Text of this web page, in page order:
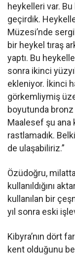
heykelleri var.
geçirdik.
Müzesi’nde
bir heykel tıraş
yaptı. Bu
sonra ikinci
ekleniyor. İkinci
görkemliymiş
boyutunda bronz
Maalesef şu ana
rastlamadık.
de ulaşabiliriz.”
Özüdoğru,
kullanıldığını
kullanılan bir
yıl sonra eski
Kibyra’nın dört
kent olduğunu